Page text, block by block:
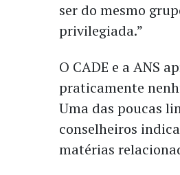
ser do mesmo
privilegiada.”
O CADE e a ANS
praticamente
Uma das poucas
conselheiros
matérias